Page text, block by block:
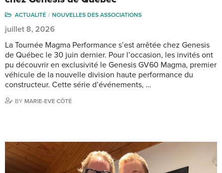
ACTUALITÉ NOUVELLES DES ASSOCIATIONS
juillet 8, 2026
La Tournée Magma Performance s’est arrêtée chez Genesis
de Québec le 30 juin dernier. Pour l’occasion, les invités ont
pu découvrir en exclusivité le Genesis GV60 Magma, premier
véhicule de la nouvelle division haute performance du
constructeur. Cette série d’événements, …
BY MARIE-EVE CÔTÉ